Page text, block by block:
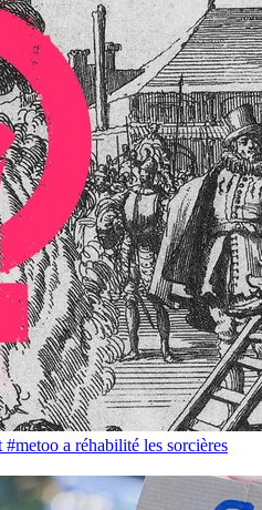
a réhabilité les sorcières